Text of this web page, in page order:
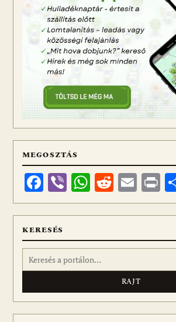
MEGOSZTÁS
Facebook
Viber Reddit
KERESÉS
Keresés: